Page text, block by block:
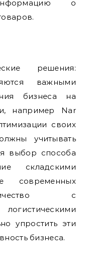
о
решения:
важными
бизнеса на
например Nar
своих
учитывать
выбор способа
складскими
современных
с
упростить эти
бизнеса.